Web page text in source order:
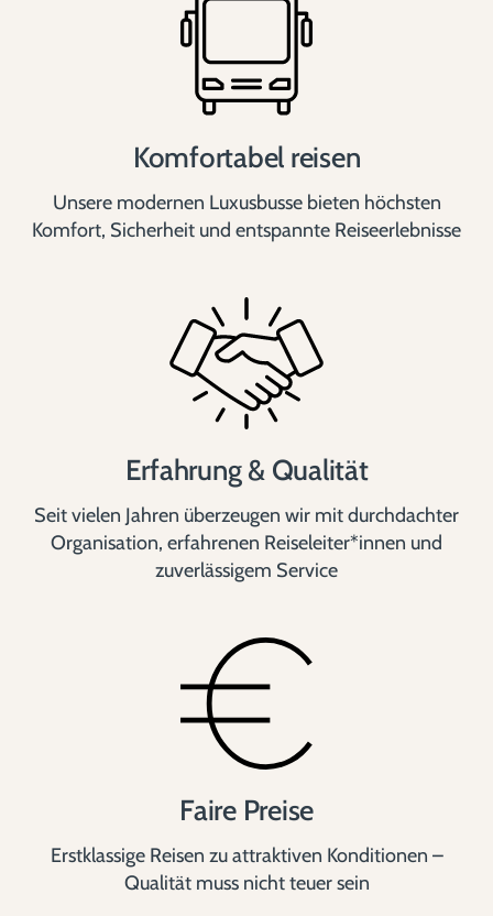
Komfortabel reisen
Unsere modernen Luxusbusse bieten höchsten
Komfort, Sicherheit und entspannte Reiseerlebnisse
Erfahrung & Qualität
Seit vielen Jahren überzeugen wir mit durchdachter
Organisation, erfahrenen Reiseleiter*innen und
zuverlässigem Service
Faire Preise
Erstklassige Reisen zu attraktiven Konditionen –
Qualität muss nicht teuer sein